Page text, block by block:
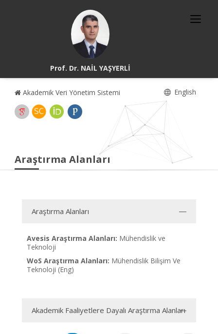
Prof. Dr. NAİL YAŞYERLİ
Akademik Veri Yönetim Sistemi English
Araştırma Alanları
Araştırma Alanları
Avesis Araştırma Alanları: Mühendislik ve
Teknoloji
WoS Araştırma Alanları: Mühendislik Bilişim Ve
Teknoloji (Eng)
Akademik Faaliyetlere Dayalı Araştırma Alanları